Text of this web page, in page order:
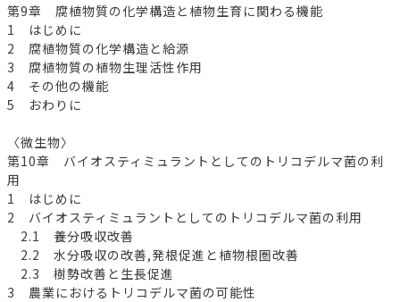
第9章 腐植物質の化学構造と植物生育に関わる機能
1 はじめに
2 腐植物質の化学構造と給源
3 腐植物質の植物生理活性作用
4 その他の機能
5 おわりに
〈微生物〉
第10章 バイオスティミュラントとしてのトリコデルマ菌の利
用
1 はじめに
2 バイオスティミュラントとしてのトリコデルマ菌の利用
2.1 養分吸収改善
2.2 水分吸収の改善,発根促進と植物根圏改善
2.3 樹勢改善と生長促進
3 農業におけるトリコデルマ菌の可能性